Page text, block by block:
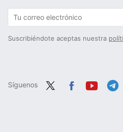
Suscribiéndote aceptas nuestra
Síguenos